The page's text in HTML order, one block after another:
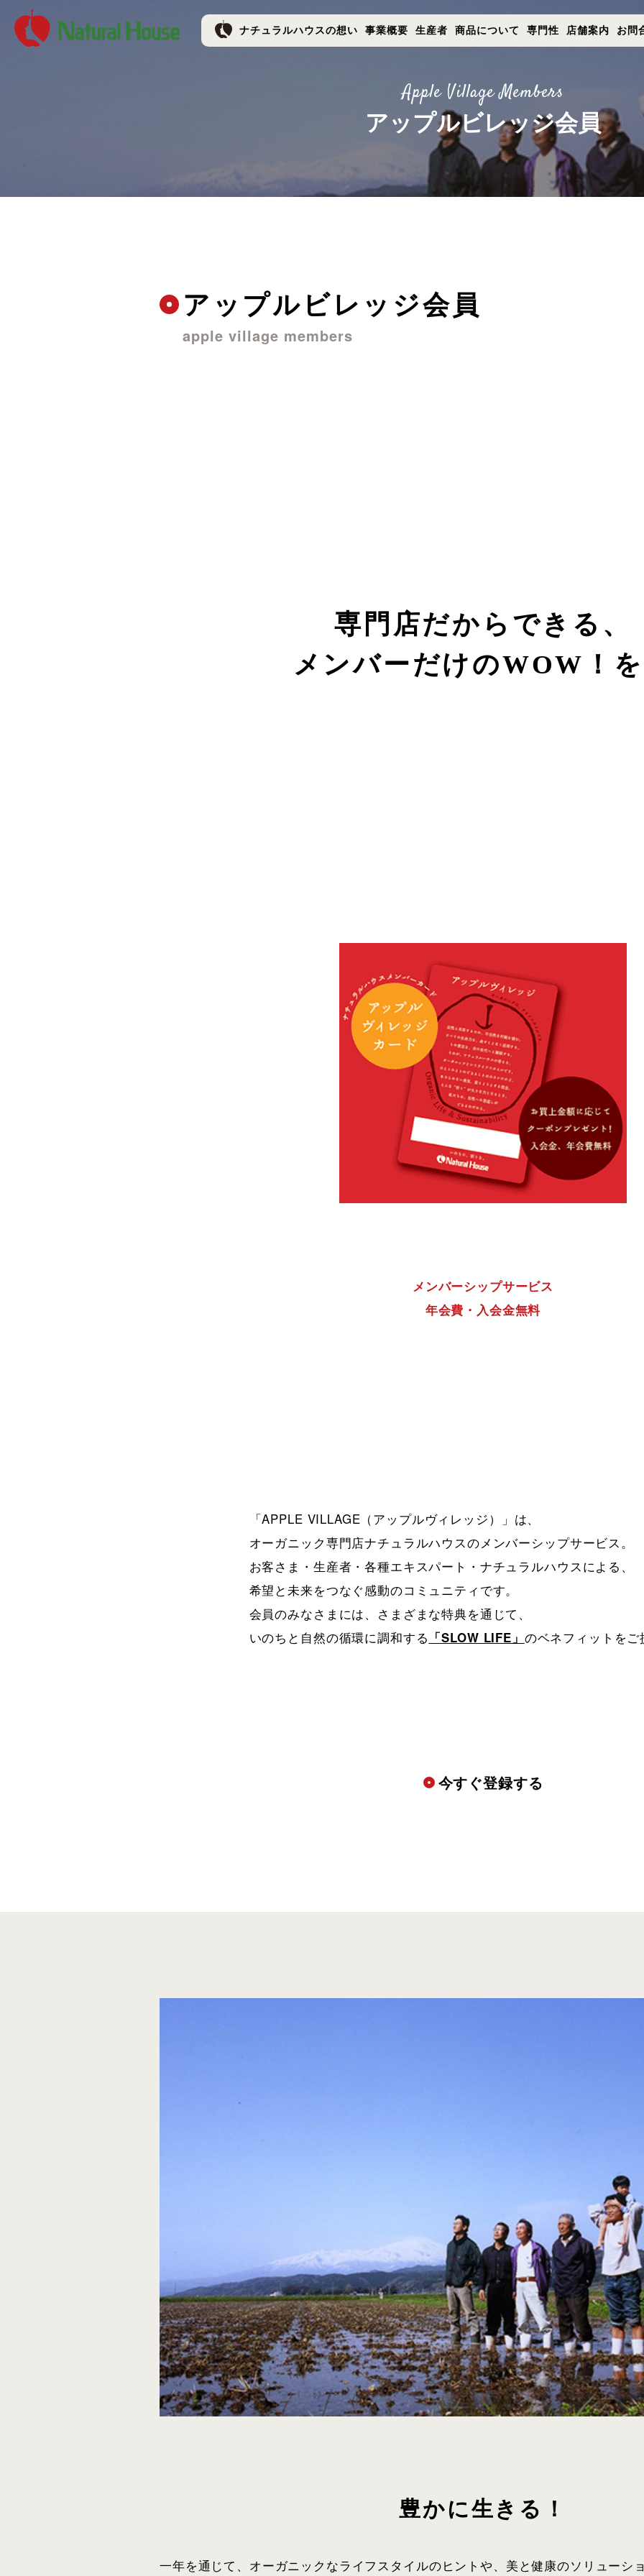
ナチュラルハウス - 公式コーポレートサイト｜TOP
ナチュラルハウスの想い 事業概要 生産者 商品について 専門性 店舗案内 お問
ナチュラルハウスの想い
事業概要
生産者
店舗案内
Apple Village Members
アップルビレッジ会員
アップルビレッジ会員
apple village members
専門店だからできる、
メンバーだけのWOW！
メンバーシップサービス
年会費・入会金無料
「APPLE VILLAGE（アップルヴィレッジ）」は、
オーガニック専門店ナチュラルハウスのメンバーシップサービス。
お客さま・生産者・各種エキスパート・ナチュラルハウスによる、
希望と未来をつなぐ感動のコミュニティです。
会員のみなさまには、さまざまな特典を通じて、
いのちと自然の循環に調和する 「SLOW LIFE」 のベネフィットを
今すぐ登録する
豊かに生きる！
一年を通じて、オーガニックなライフスタイルのヒントや、美と健康のソリューシ